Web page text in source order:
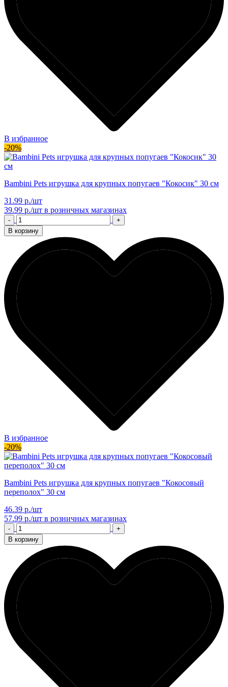
В избранное
-20%
Bambini Pets игрушка для крупных попугаев "Кокосик" 30 см
31.99 р./шт
39.99 р./шт в розничных магазинах
-
+
В корзину
В избранное
-20%
Bambini Pets игрушка для крупных попугаев "Кокосовый
переполох" 30 см
46.39 р./шт
57.99 р./шт в розничных магазинах
-
+
В корзину